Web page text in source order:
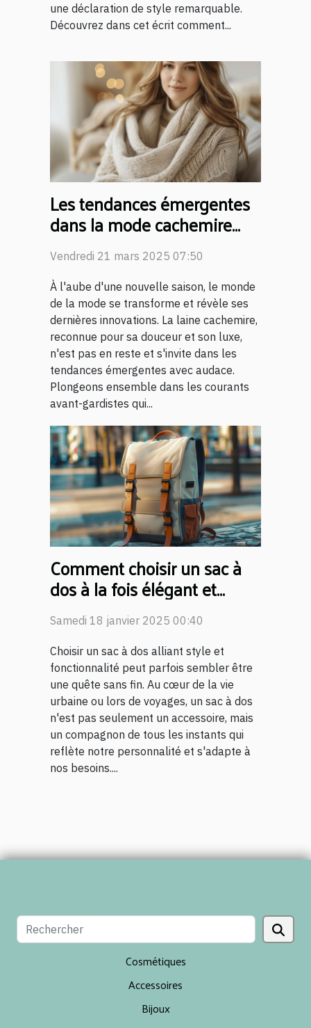
une déclaration de style remarquable.
Découvrez dans cet écrit comment...
Les tendances émergentes
dans la mode cachemire
pour la nouvelle saison
Vendredi 21 mars 2025 07:50
À l'aube d'une nouvelle saison, le monde
de la mode se transforme et révèle ses
dernières innovations. La laine cachemire,
reconnue pour sa douceur et son luxe,
n'est pas en reste et s'invite dans les
tendances émergentes avec audace.
Plongeons ensemble dans les courants
avant-gardistes qui...
Comment choisir un sac à
dos à la fois élégant et
fonctionnel
Samedi 18 janvier 2025 00:40
Choisir un sac à dos alliant style et
fonctionnalité peut parfois sembler être
une quête sans fin. Au cœur de la vie
urbaine ou lors de voyages, un sac à dos
n'est pas seulement un accessoire, mais
un compagnon de tous les instants qui
reflète notre personnalité et s'adapte à
nos besoins....
Cosmétiques
Accessoires
Bijoux